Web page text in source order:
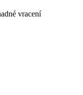
vracení